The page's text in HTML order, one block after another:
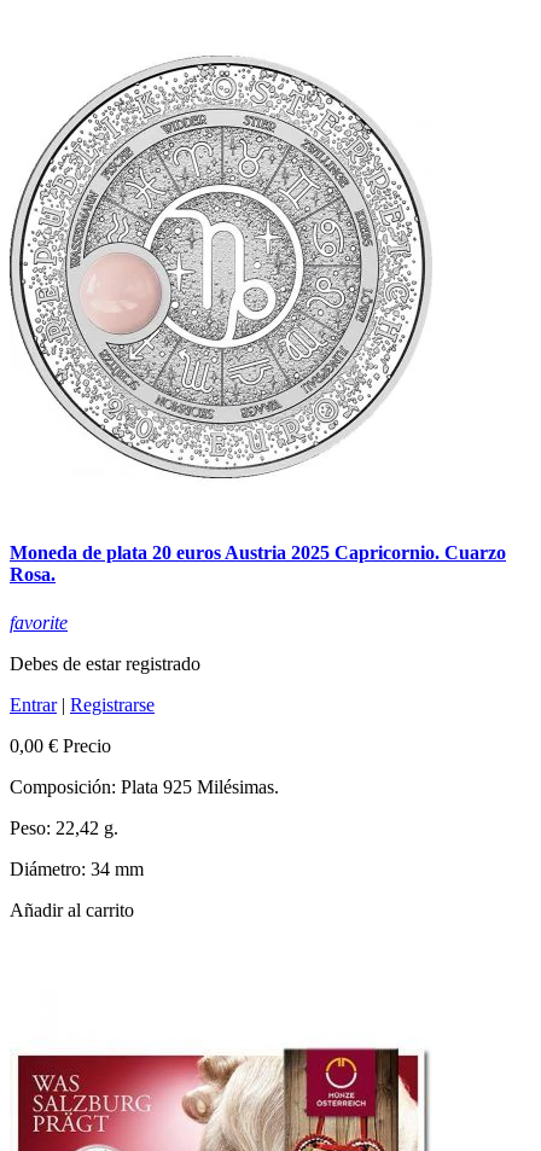
Moneda de plata 20 euros Austria 2025 Capricornio. Cuarzo
Rosa.
favorite
Debes de estar registrado
Entrar| Registrarse
0,00 € Precio
Composición: Plata 925 Milésimas.
Peso: 22,42 g.
Diámetro: 34 mm
Añadir al carrito